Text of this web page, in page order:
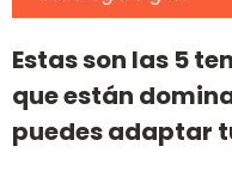
Estas son las 5
que están
puedes adaptar